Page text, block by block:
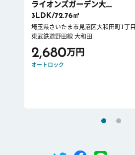
ライオンズガーデン大...
3LDK/72.76㎡
埼玉県さいたま市見沼区大和田町1丁目
東武鉄道野田線 大和田
2,680万円
オートロック